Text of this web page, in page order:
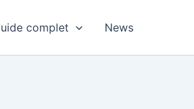
complet News